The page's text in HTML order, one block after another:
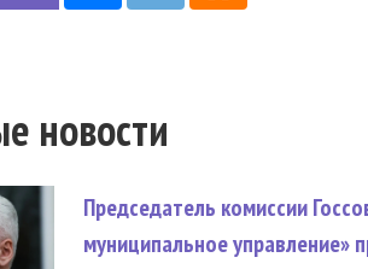
новости
Председатель комиссии
муниципальное управление»